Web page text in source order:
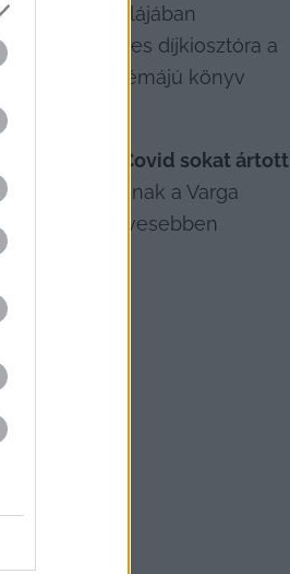
nyolc iskolájában
az ünnepélyes díjkiosztóra a
témájú könyv
a Covid sokat ártott
osztályosoknak a Varga
jóval kevesebben